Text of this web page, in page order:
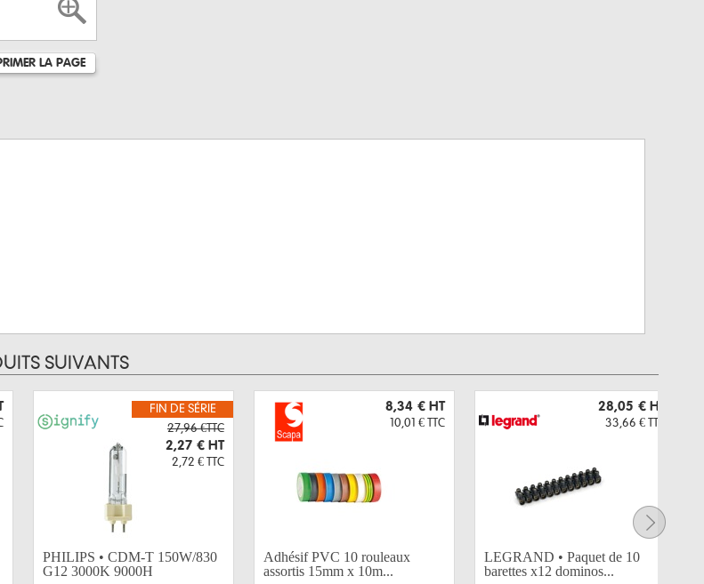
LA PAGE
SUIVANTS
FIN DE SÉRIE
27,96 €TTC
2,27 € HT
2,72 € TTC
PHILIPS • CDM-T 150W/830
G12 3000K 9000H
8,34 € HT
10,01 € TTC
Adhésif PVC 10 rouleaux
assortis 15mm x 10m...
28,05 € HT
33,66 € TTC
LEGRAND • Paquet de 10
barettes x12 dominos...